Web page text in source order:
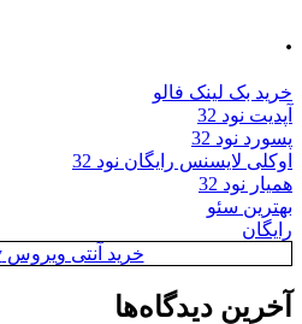
.
خرید بک لینک فالو
آپدیت نود 32
پسورد نود 32
اوکلی لایسنس رایگان نود 32
همیار نود 32
بهترین سئو
رایگان
خرید آنتی ویروس Kaspersky
آخرین دیدگاه‌ها